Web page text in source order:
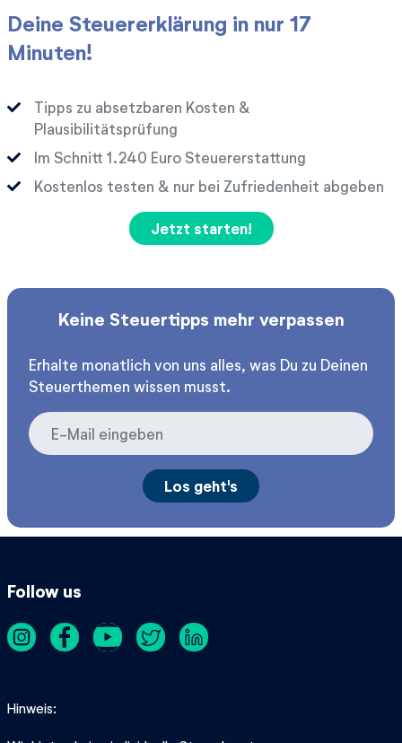
Deine Steuererklärung in nur 17
Minuten!
Tipps zu absetzbaren Kosten &
Plausibilitätsprüfung
Im Schnitt
Euro Steuererstattung
Kostenlos testen & nur bei Zufriedenheit abgeben
Jetzt starten!
Keine Steuertipps mehr verpassen
Erhalte monatlich von uns alles, was Du zu Deinen
Steuerthemen wissen musst.
Follow us
Hinweis